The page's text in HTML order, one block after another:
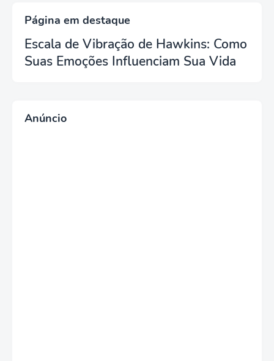
Página em destaque
Escala de Vibração de Hawkins: Como
Suas Emoções Influenciam Sua Vida
Anúncio